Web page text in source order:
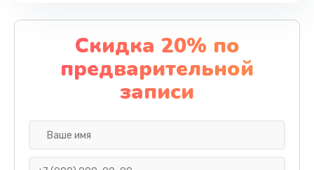
Скидка 20% по
предварительной
записи